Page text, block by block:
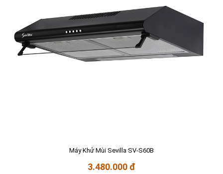
Máy Khử Mùi Sevilla SV-S60B
3.480.000 đ